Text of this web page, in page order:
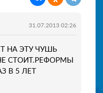
31.07.2013 02:26
НА ЭТУ ЧУШЬ
СТОИТ.РЕФОРМЫ
В 5 ЛЕТ